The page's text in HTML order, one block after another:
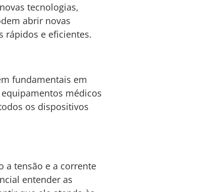
tecnologias,
abrir novas
rápidos e eficientes.
fundamentais em
médicos
os dispositivos
a tensão e a corrente
entender as